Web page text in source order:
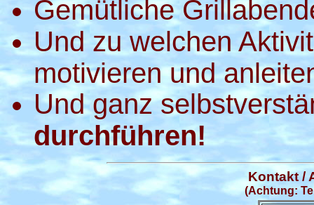
Gemütliche
Und zu welchen
motivieren und
Und ganz
durchführen!
Kontakt /
(Achtung: